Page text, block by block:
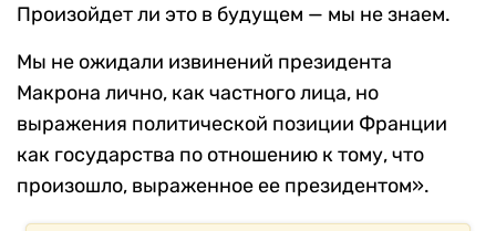
Произойдет ли это в будущем — мы не знаем.
Мы не ожидали извинений президента
Макрона лично, как частного лица, но
выражения политической позиции Франции
как государства по отношению к тому, что
произошло, выраженное ее президентом».